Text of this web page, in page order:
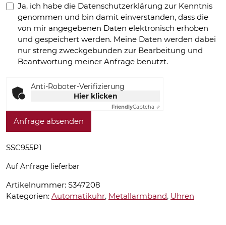
Ja, ich habe die Datenschutzerklärung zur Kenntnis
genommen und bin damit einverstanden, dass die
von mir angegebenen Daten elektronisch erhoben
und gespeichert werden. Meine Daten werden dabei
nur streng zweckgebunden zur Bearbeitung und
Beantwortung meiner Anfrage benutzt.
Anti-Roboter-Verifizierung
Hier klicken
FriendlyCaptcha ⇗
Anfrage absenden
SSC955P1
Auf Anfrage lieferbar
Artikelnummer: S347208
Kategorien: Automatikuhr, Metallarmband, Uhren